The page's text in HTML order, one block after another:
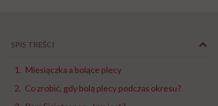
SPIS TREŚCI
Miesiączka a bolące plecy
Co zrobić, gdy bolą plecy podczas okresu?